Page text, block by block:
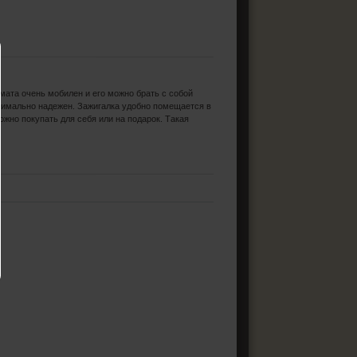
очень мобилен и его можно брать с собой
надежен. Зажигалка удобно помещается в
покупать для себя или на подарок. Такая